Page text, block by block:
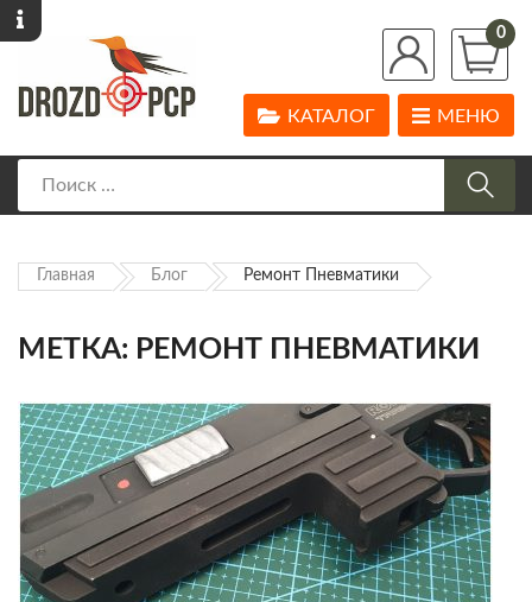
0
МЕНЮ
КАТАЛОГ
Главная Блог Ремонт Пневматики
МЕТКА: РЕМОНТ ПНЕВМАТИКИ